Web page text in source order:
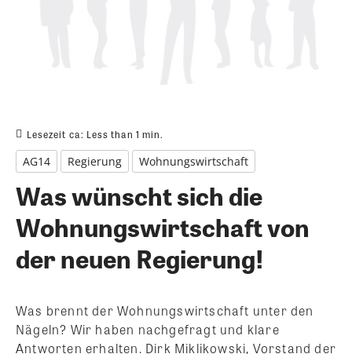
Lesezeit ca: Less than 1 min.
AG14 Regierung Wohnungswirtschaft
Was wünscht sich die
Wohnungswirtschaft von
der neuen Regierung!
Was brennt der Wohnungswirtschaft unter den
Nägeln? Wir haben nachgefragt und klare
Antworten erhalten. Dirk Miklikowski, Vorstand der